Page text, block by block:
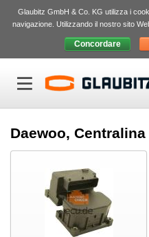
Glaubitz GmbH & Co. KG utilizza i
navigazione. Utilizzando il nostro sito
Daewoo, Centralina